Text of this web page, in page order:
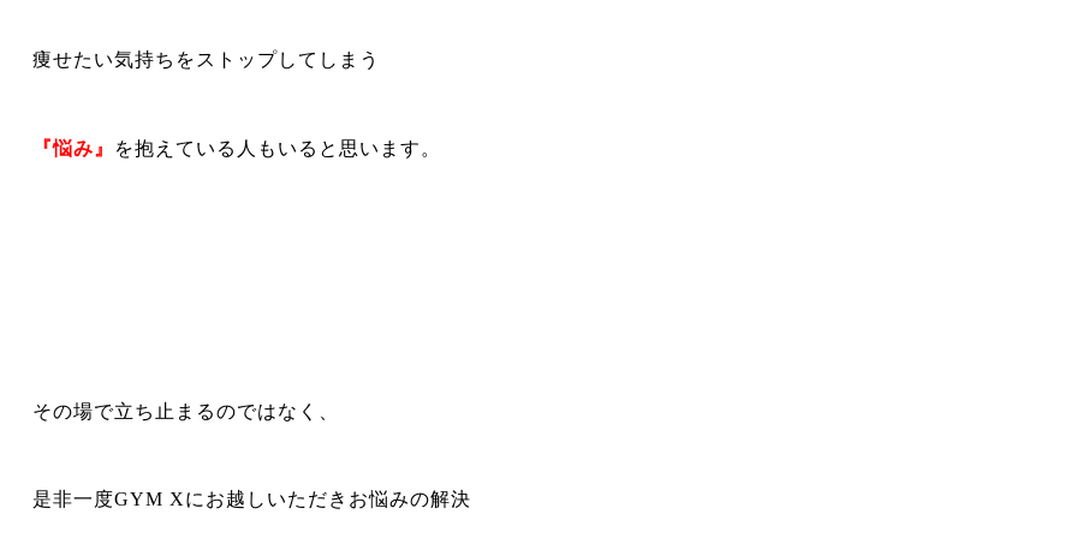
痩せたい気持ちをストップしてしまう
『悩み』 を抱えている人もいると思います。
その場で立ち止まるのではなく、
是非一度GYM Xにお越しいただきお悩みの解決